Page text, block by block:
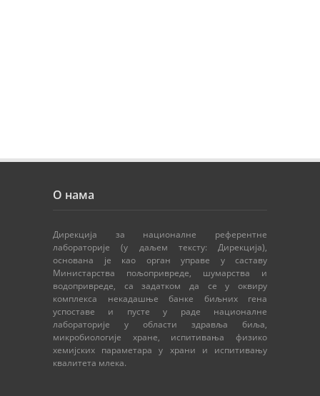
О нама
Дирекција за националне референтне
лабораторије (у даљем тексту: Дирекција),
основана је као орган управе у саставу
Министарства пољопривреде, шумарства и
водопривреде, са задатком да се у оквиру
комплекса некадашње банке биљних гена
успоставе и пусте у раде националне
лабораторије у области здравља биља,
микробиологије хране, испитивања физико
хемијских параметара у храни и испитивању
квалитета млека.